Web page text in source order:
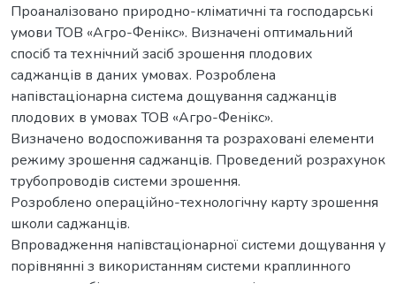
Проаналізовано природно-кліматичні та господарські
умови ТОВ «Агро-Фенікс». Визначені оптимальний
спосіб та технічний засіб зрошення плодових
саджанців в даних умовах. Розроблена
напівстаціонарна система дощування саджанців
плодових в умовах ТОВ «Агро-Фенікс».
Визначено водоспоживання та розраховані елементи
режиму зрошення саджанців. Проведений розрахунок
трубопроводів системи зрошення.
Розроблено операційно-технологічну карту зрошення
школи саджанців.
Впровадження напівстаціонарної системи дощування у
порівнянні з використанням системи краплинного